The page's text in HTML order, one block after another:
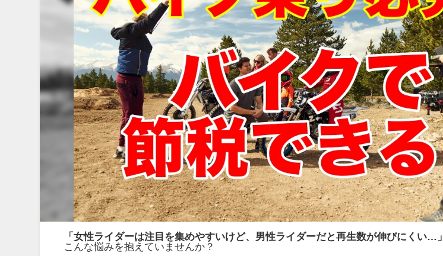
「女性ライダーは注目を集めやすいけど、男性ライダーだと再生数が伸びにくい…」
こんな悩みを抱えていませんか？